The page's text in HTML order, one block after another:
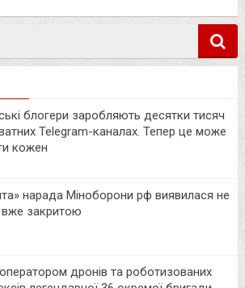
блогери заробляють десятки тисяч
Telegram-каналах. Тепер це може
кожен
нарада Міноборони рф виявилася не
закритою
дронів та роботизованих